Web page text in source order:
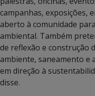
campanhas, exposições,
aberto à comunidade
ambiental. Também
de reflexão e construção
ambiente, saneamento e
em direção à
disse.